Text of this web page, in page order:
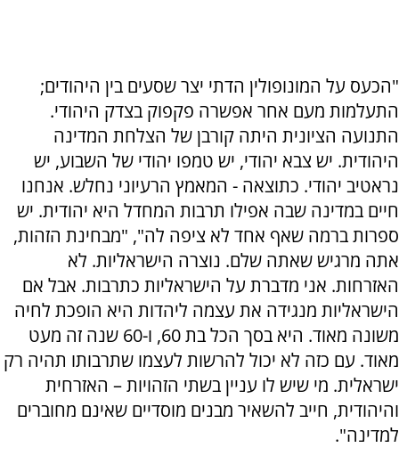
"הכעס על המונופולין הדתי יצר שסעים בין היהודים;
התעלמות מעם אחר אפשרה פקפוק בצדק היהודי.
התנועה הציונית היתה קורבן של הצלחת המדינה
היהודית. יש צבא יהודי, יש טמפו יהודי של השבוע, יש
נראטיב יהודי. כתוצאה - המאמץ הרעיוני נחלש. אנחנו
חיים במדינה שבה אפילו תרבות המחדל היא יהודית. יש
ספרות ברמה שאף אחד לא ציפה לה", "מבחינת הזהות,
אתה מרגיש שאתה שלם. נוצרה הישראליות. לא
האזרחות. אני מדברת על הישראליות כתרבות. אבל אם
הישראליות מנגידה את עצמה ליהדות היא הופכת לחיה
משונה מאוד. היא בסך הכל בת 60, ו-60 שנה זה מעט
מאוד. עם כזה לא יכול להרשות לעצמו שתרבותו תהיה רק
ישראלית. מי שיש לו עניין בשתי הזהויות – האזרחית
והיהודית, חייב להשאיר מבנים מוסדיים שאינם מחוברים
למדינה".